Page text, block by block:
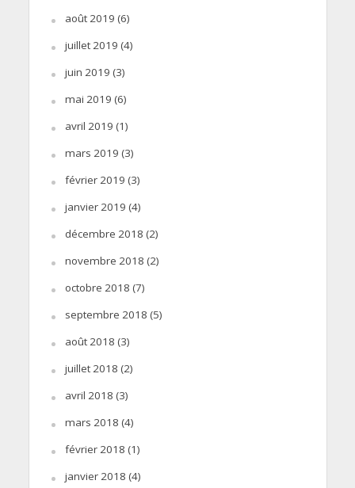
août 2019 (6)
juillet 2019 (4)
juin 2019 (3)
mai 2019 (6)
avril 2019 (1)
mars 2019 (3)
février 2019 (3)
janvier 2019 (4)
décembre 2018 (2)
novembre 2018 (2)
octobre 2018 (7)
septembre 2018 (5)
août 2018 (3)
juillet 2018 (2)
avril 2018 (3)
mars 2018 (4)
février 2018 (1)
janvier 2018 (4)